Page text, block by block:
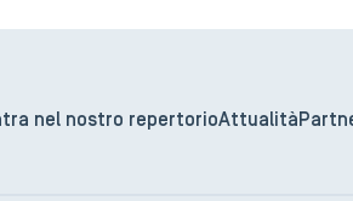
nel nostro repertorioAttualità